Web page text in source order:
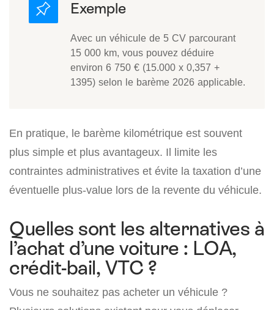
Avec un véhicule de 5 CV parcourant
15 000 km, vous pouvez déduire
environ 6 750 € (15.000 x 0,357 +
1395) selon le barème 2026 applicable.
En pratique, le barème kilométrique est souvent
plus simple et plus avantageux. Il limite les
contraintes administratives et évite la taxation d’une
éventuelle plus-value lors de la revente du véhicule.
Quelles sont les alternatives à
l’achat d’une voiture : LOA,
crédit-bail, VTC ?
Vous ne souhaitez pas acheter un véhicule ?